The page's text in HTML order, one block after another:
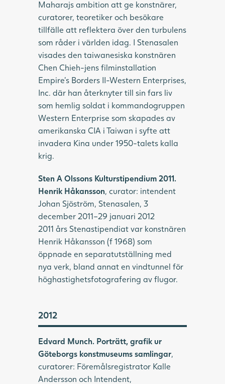
Maharajs ambition att ge konstnärer,
curatorer, teoretiker och besökare
tillfälle att reflektera över den turbulens
som råder i världen idag. I Stenasalen
visades den taiwanesiska konstnären
Chen Chieh-jens filminstallation
Empire’s Borders II-Western Enterprises,
Inc. där han återknyter till sin fars liv
som hemlig soldat i kommandogruppen
Western Enterprise som skapades av
amerikanska CIA i Taiwan i syfte att
invadera Kina under 1950-talets kalla
krig.
Sten A Olssons Kulturstipendium 2011.
Henrik Håkansson, curator: intendent
Johan Sjöström, Stenasalen, 3
december 2011–29 januari 2012
2011 års Stenastipendiat var konstnären
Henrik Håkansson (f 1968) som
öppnade en separatutställning med
nya verk, bland annat en vindtunnel för
höghastighetsfotografering av flugor.
2012
Edvard Munch. Porträtt, grafik ur
Göteborgs konstmuseums samlingar,
curatorer: Föremålsregistrator Kalle
Andersson och Intendent,